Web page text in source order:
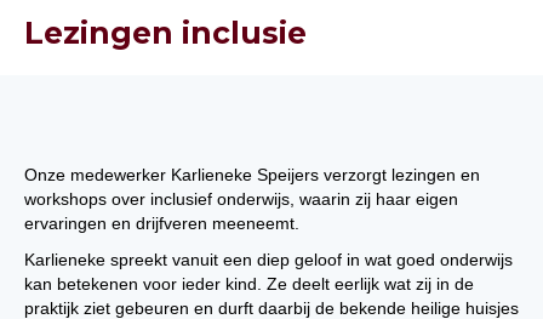
Lezingen inclusie
Onze medewerker Karlieneke Speijers verzorgt lezingen en
workshops over inclusief onderwijs, waarin zij haar eigen
ervaringen en drijfveren meeneemt.
Karlieneke spreekt vanuit een diep geloof in wat goed onderwijs
kan betekenen voor ieder kind. Ze deelt eerlijk wat zij in de
praktijk ziet gebeuren en durft daarbij de bekende heilige huisjes